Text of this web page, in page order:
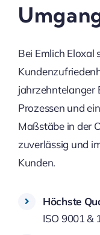
Bei Emlich Eloxal
jahrzehntelanger
Prozessen und
Maßstäbe in der
zuverlässig und
Kunden.
Höchste
ISO 9001 &